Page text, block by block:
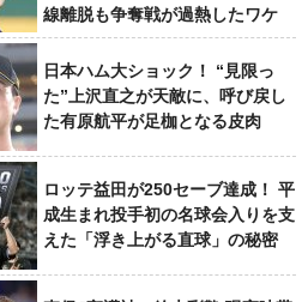
線離脱も争奪戦が過熱したワケ
日本ハム大ショック！ “見限っ
た”上沢直之が天敵に、呼び戻し
た有原航平が足枷となる皮肉
ロッテ益田が250セーブ達成！ 平
成生まれ投手初の名球会入りを支
えた「浮き上がる直球」の秘密